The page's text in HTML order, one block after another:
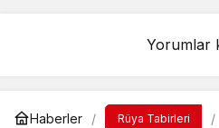
Yorumlar
Haberler Rüya Tabirleri